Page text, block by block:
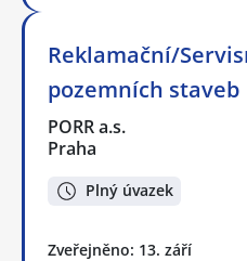
Reklamační/
pozemních staveb
PORR a.s.
Praha
Plný úvazek
Zveřejněno: 13. září